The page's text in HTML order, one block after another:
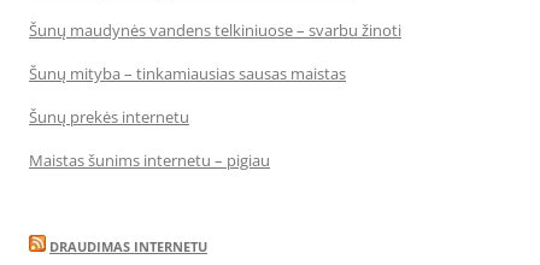
Šunų maudynės vandens telkiniuose – svarbu žinoti
Šunų mityba – tinkamiausias sausas maistas
Šunų prekės internetu
Maistas šunims internetu – pigiau
DRAUDIMAS INTERNETU